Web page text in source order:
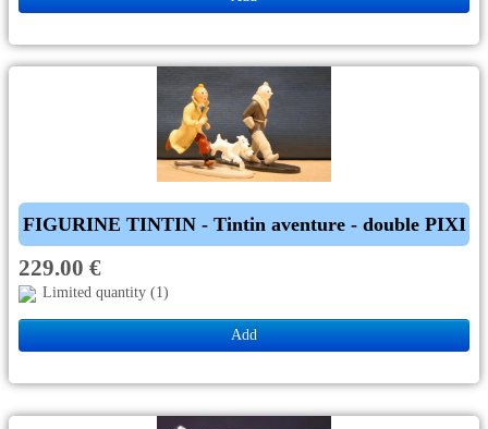
FIGURINE TINTIN - Tintin aventure - double PIXI
229.00 €
Limited quantity (1)
Add